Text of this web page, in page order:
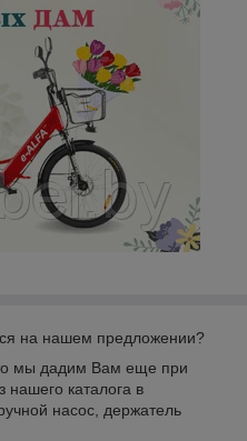
на нашем предложении?
мы дадим Вам еще при
нашего каталога в
насос, держатель